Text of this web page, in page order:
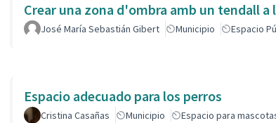
Crear una zona d'ombra amb un tendall
José María Sebastián Gibert Municipio Espacio
Espacio adecuado para los perros
Cristina Casañas Municipio Espacio para